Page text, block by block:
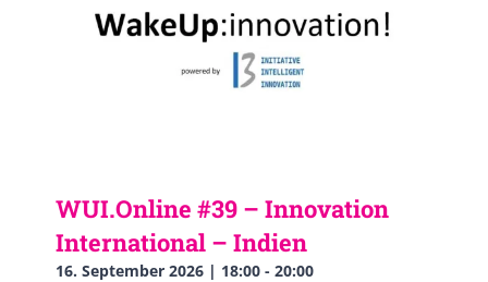
WUI.Online #39 – Innovation
International – Indien
16. September 2026 | 18:00 - 20:00